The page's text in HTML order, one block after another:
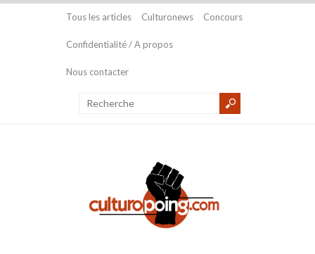
Tous les articles Culturonews Concours
Confidentialité / A propos
Nous contacter